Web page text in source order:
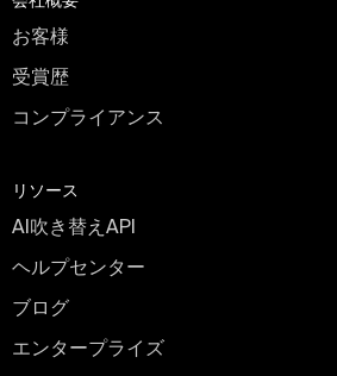
お客様
受賞歴
コンプライアンス
リソース
AI吹き替えAPI
ヘルプセンター
ブログ
エンタープライズ